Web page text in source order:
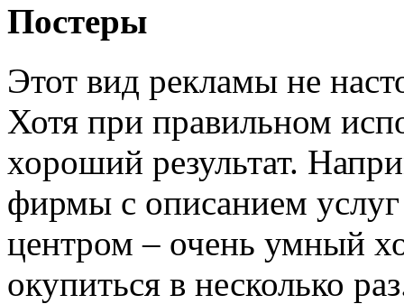
Постеры
Этот вид рекламы не
Хотя при правильном
хороший результат.
фирмы с описанием
центром – очень умный
окупиться в несколько